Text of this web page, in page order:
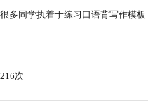
多同学执着于练习口语背写作模
次